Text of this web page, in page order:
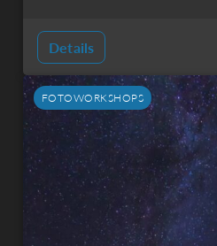
Details
FOTOWORKSHOPS